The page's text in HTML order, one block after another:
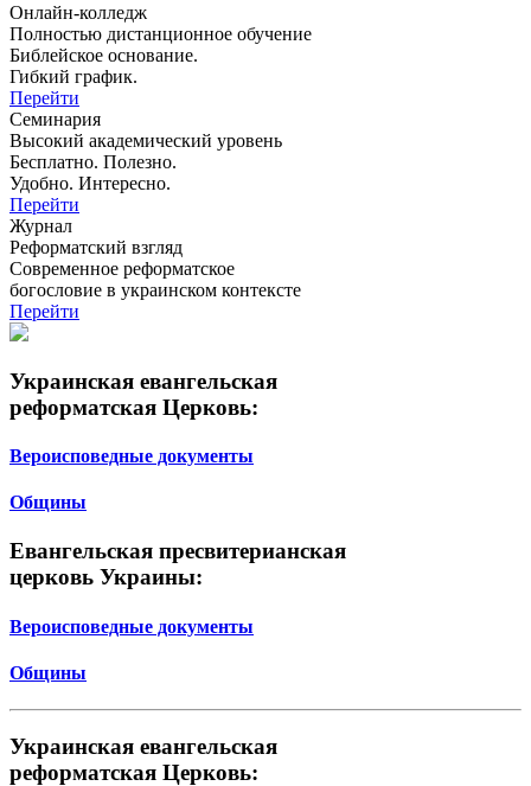
Онлайн-колледж
Полностью дистанционное обучение
Библейское основание.
Гибкий график.
Перейти
Семинария
Высокий академический уровень
Бесплатно. Полезно.
Удобно. Интересно.
Перейти
Журнал
Реформатский взгляд
Современное реформатское
богословие в украинском контексте
Перейти
Украинская евангельская
реформатская Церковь:
Вероисповедные документы
Общины
Евангельская пресвитерианская
церковь Украины:
Вероисповедные документы
Общины
Украинская евангельская
реформатская Церковь: